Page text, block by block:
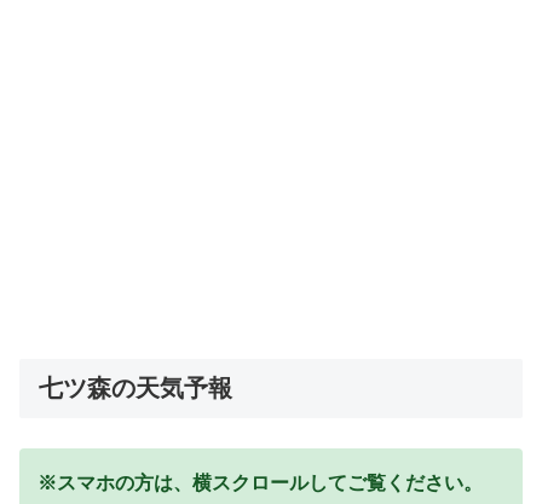
七ツ森の天気予報
※スマホの方は、横スクロールしてご覧ください。